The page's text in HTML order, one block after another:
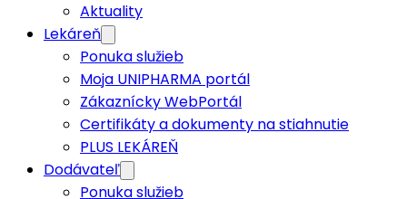
Aktuality
Lekáreň
Ponuka služieb
Moja UNIPHARMA portál
Zákaznícky WebPortál
Certifikáty a dokumenty na stiahnutie
PLUS LEKÁREŇ
Dodávateľ
Ponuka služieb